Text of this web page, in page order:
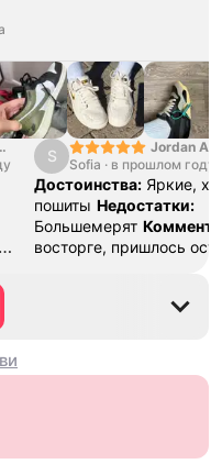
S
Jordan Air
SE "Turf
Sofia · в прошлом году
Достоинства: Яркие,
пошиты Недостатки:
Большемерят
восторге, пришлось
38